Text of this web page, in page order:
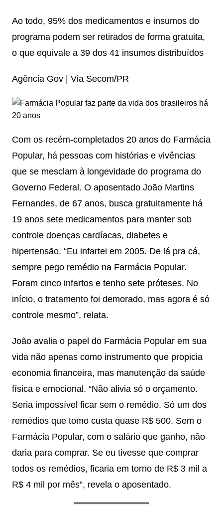
Ao todo, 95% dos medicamentos e insumos do
programa podem ser retirados de forma gratuita,
o que equivale a 39 dos 41 insumos distribuídos
Agência Gov | Via Secom/PR
Com os recém-completados 20 anos do Farmácia
Popular, há pessoas com histórias e vivências
que se mesclam à longevidade do programa do
Governo Federal. O aposentado João Martins
Fernandes, de 67 anos, busca gratuitamente há
19 anos sete medicamentos para manter sob
controle doenças cardíacas, diabetes e
hipertensão. “Eu infartei em 2005. De lá pra cá,
sempre pego remédio na Farmácia Popular.
Foram cinco infartos e tenho sete próteses. No
início, o tratamento foi demorado, mas agora é só
controle mesmo”, relata.
João avalia o papel do Farmácia Popular em sua
vida não apenas como instrumento que propicia
economia financeira, mas manutenção da saúde
física e emocional. “Não alivia só o orçamento.
Seria impossível ficar sem o remédio. Só um dos
remédios que tomo custa quase R$ 500. Sem o
Farmácia Popular, com o salário que ganho, não
daria para comprar. Se eu tivesse que comprar
todos os remédios, ficaria em torno de R$ 3 mil a
R$ 4 mil por mês”, revela o aposentado.